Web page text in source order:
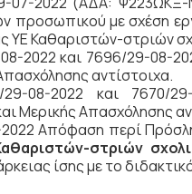
προσωπικού με σχέση
ΥΕ Καθαριστών-στριών
2022 και 7696/29-08-
αντίστοιχα.
08-2022 και 7670/29-
Μερικής Απασχόλησης
Απόφαση περί
στριών
ίσης με το